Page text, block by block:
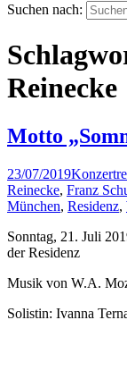
Suchen nach:
Reinecke
Motto
23/07/2019
Reinecke, Franz
München, Residenz,
Sonntag, 21. Juli
der Residenz
Musik von W.A.
Solistin: Ivanna